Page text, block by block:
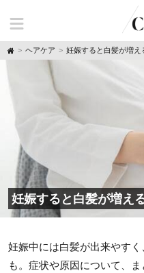
H
ヘアケア 妊娠すると白髪が増え
妊娠すると白髪が増え
妊娠中には白髪が出来やす
も。症状や原因について、ま